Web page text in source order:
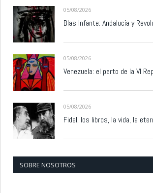
05/08/2026
Blas Infante: Andalucía y
05/08/2026
Venezuela: el parto de la VI
05/08/2026
Fidel, los libros, la vida, la
SOBRE NOSOTROS